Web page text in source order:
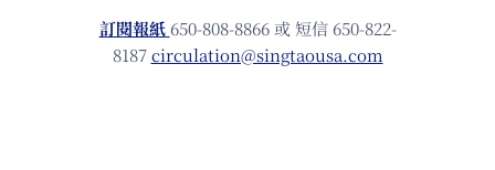
訂閱報紙 650-808-8866 或 短信 650-822-
8187circulation@singtaousa.com